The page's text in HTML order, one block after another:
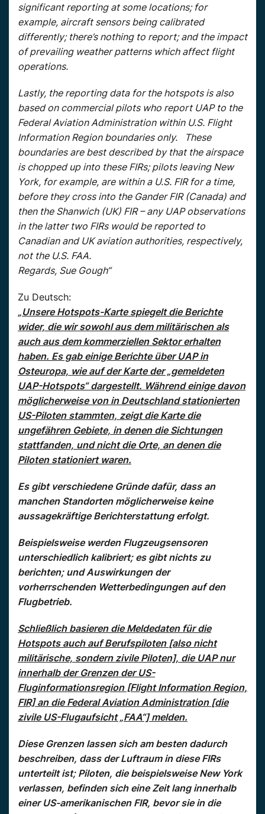
significant reporting at some locations; for
example, aircraft sensors being calibrated
differently; there’s nothing to report; and the impact
of prevailing weather patterns which affect flight
operations.
Lastly, the reporting data for the hotspots is also
based on commercial pilots who report UAP to the
Federal Aviation Administration within U.S. Flight
Information Region boundaries only. These
boundaries are best described by that the airspace
is chopped up into these FIRs; pilots leaving New
York, for example, are within a U.S. FIR for a time,
before they cross into the Gander FIR (Canada) and
then the Shanwich (UK) FIR – any UAP observations
in the latter two FIRs would be reported to
Canadian and UK aviation authorities, respectively,
not the U.S. FAA.
Regards, Sue Gough“
Zu Deutsch:
„Unsere Hotspots-Karte spiegelt die Berichte
wider, die wir sowohl aus dem militärischen als
auch aus dem kommerziellen Sektor erhalten
haben. Es gab einige Berichte über UAP in
Osteuropa, wie auf der Karte der „gemeldeten
UAP-Hotspots“ dargestellt. Während einige davon
möglicherweise von in Deutschland stationierten
US-Piloten stammten, zeigt die Karte die
ungefähren Gebiete, in denen die Sichtungen
stattfanden, und nicht die Orte, an denen die
Piloten stationiert waren.
Es gibt verschiedene Gründe dafür, dass an
manchen Standorten möglicherweise keine
aussagekräftige Berichterstattung erfolgt.
Beispielsweise werden Flugzeugsensoren
unterschiedlich kalibriert; es gibt nichts zu
berichten; und Auswirkungen der
vorherrschenden Wetterbedingungen auf den
Flugbetrieb.
Schließlich basieren die Meldedaten für die
Hotspots auch auf Berufspiloten [also nicht
militärische, sondern zivile Piloten], die UAP nur
innerhalb der Grenzen der US-
Fluginformationsregion [Flight Information Region,
FIR] an die Federal Aviation Administration [die
zivile US-Flugaufsicht „FAA“] melden.
Diese Grenzen lassen sich am besten dadurch
beschreiben, dass der Luftraum in diese FIRs
unterteilt ist; Piloten, die beispielsweise New York
verlassen, befinden sich eine Zeit lang innerhalb
einer US-amerikanischen FIR, bevor sie in die